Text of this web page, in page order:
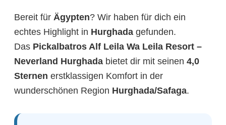
Bereit für Ägypten? Wir haben für dich ein
echtes Highlight in Hurghada gefunden.
Das Pickalbatros Alf Leila Wa Leila Resort –
Neverland Hurghada bietet dir mit seinen 4,0
Sternen erstklassigen Komfort in der
wunderschönen Region Hurghada/Safaga.